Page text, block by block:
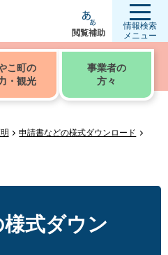
閲覧補助
情報検索
メニュー
こ町の
・観光
事業者の
方々
申請書などの様式ダウンロード
式ダウン